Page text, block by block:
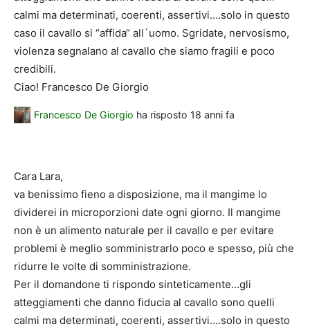
calmi ma determinati, coerenti, assertivi….solo in questo
caso il cavallo si “affida“ all`uomo. Sgridate, nervosismo,
violenza segnalano al cavallo che siamo fragili e poco
credibili.
Ciao! Francesco De Giorgio
Francesco De Giorgio ha risposto 18 anni fa
Cara Lara,
va benissimo fieno a disposizione, ma il mangime lo
dividerei in microporzioni date ogni giorno. Il mangime
non è un alimento naturale per il cavallo e per evitare
problemi è meglio somministrarlo poco e spesso, più che
ridurre le volte di somministrazione.
Per il domandone ti rispondo sinteticamente…gli
atteggiamenti che danno fiducia al cavallo sono quelli
calmi ma determinati, coerenti, assertivi….solo in questo